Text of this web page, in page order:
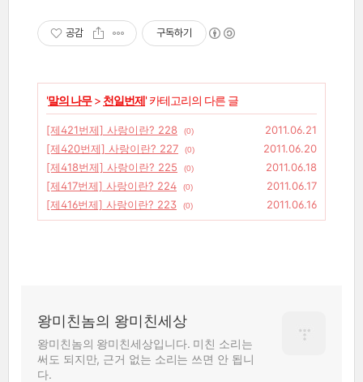
공감 구독하기
'말의 나무> 천일번제' 카테고리의 다른 글
[제421번제] 사랑이란? 228 (0)
2011.06.21
[제420번제] 사랑이란? 227
(0)
2011.06.20
[제418번제] 사랑이란? 225
(0)
2011.06.18
[제417번제] 사랑이란? 224
(0)
2011.06.17
[제416번제] 사랑이란? 223
(0) 2011.06.16
왕미친놈의 왕미친세상
왕미친놈의 왕미친세상입니다. 미친 소리는
써도 되지만, 근거 없는 소리는 쓰면 안 됩니
다.